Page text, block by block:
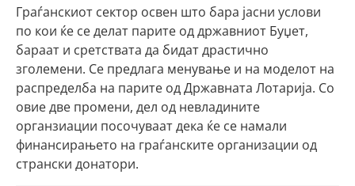
Граѓанскиот сектор освен што бара јасни услови
по кои ќе се делат парите од државниот Буџет,
бараат и сретствата да бидат драстично
зголемени. Се предлага менување и на моделот на
распределба на парите од Државната Лотарија. Со
овие две промени, дел од невладините
органзиации посочуваат дека ќе се намали
финансирањето на граѓанските организации од
странски донатори.